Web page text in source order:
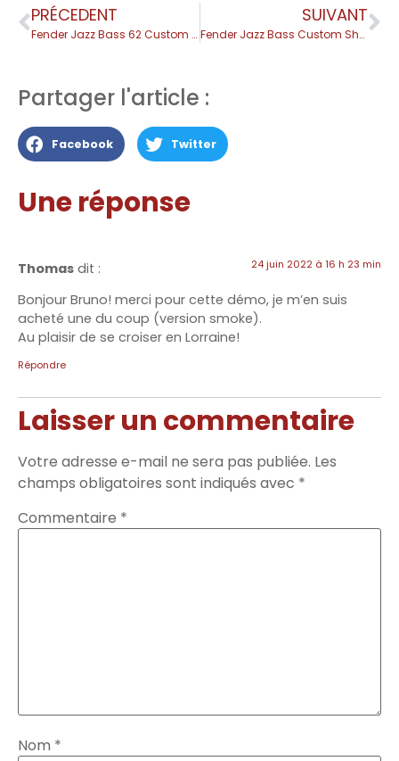
PRÉCEDENT
Fender Jazz Bass 62 Custom Shop 🎸
SUIVANT
Fender Jazz Bass Custom Shop 60
Partager l'article :
Facebook Twitter
Une réponse
Thomas dit : 24 juin 2022 à 16 h 23 min
Bonjour Bruno! merci pour cette démo, je m’en suis
acheté une du coup (version smoke).
Au plaisir de se croiser en Lorraine!
Répondre
Laisser un commentaire
Votre adresse e-mail ne sera pas publiée. Les
champs obligatoires sont indiqués avec *
Commentaire *
Nom *